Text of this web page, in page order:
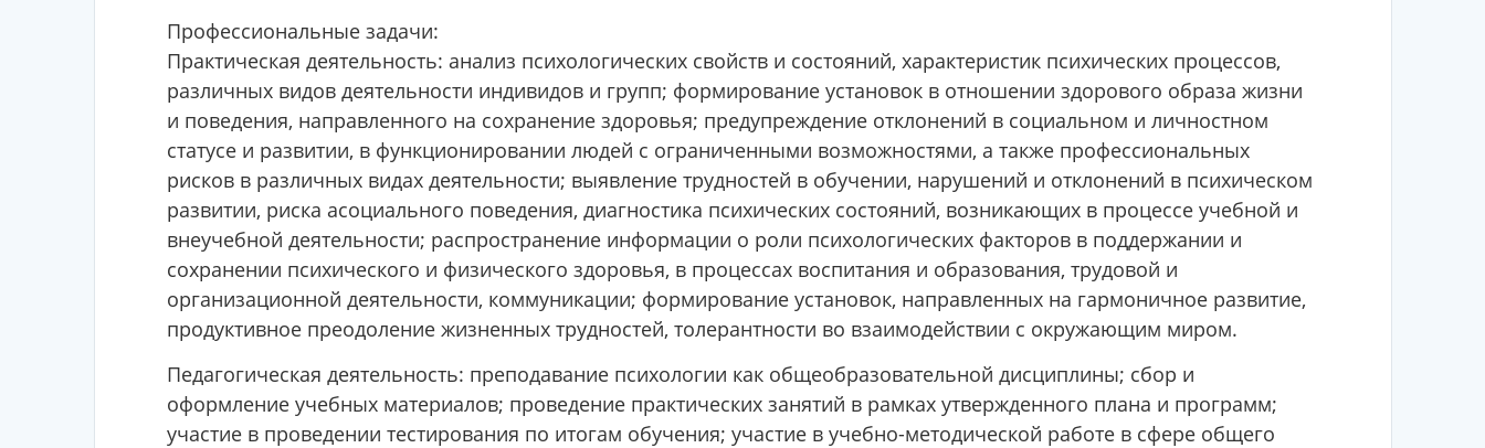
Профессиональные задачи:
Практическая деятельность: анализ психологических свойств и состояний, характеристик психических процессов,
различных видов деятельности индивидов и групп; формирование установок в отношении здорового образа жизни
и поведения, направленного на сохранение здоровья; предупреждение отклонений в социальном и личностном
статусе и развитии, в функционировании людей с ограниченными возможностями, а также профессиональных
рисков в различных видах деятельности; выявление трудностей в обучении, нарушений и отклонений в психическом
развитии, риска асоциального поведения, диагностика психических состояний, возникающих в процессе учебной и
внеучебной деятельности; распространение информации о роли психологических факторов в поддержании и
сохранении психического и физического здоровья, в процессах воспитания и образования, трудовой и
организационной деятельности, коммуникации; формирование установок, направленных на гармоничное развитие,
продуктивное преодоление жизненных трудностей, толерантности во взаимодействии с окружающим миром.
Педагогическая деятельность: преподавание психологии как общеобразовательной дисциплины; сбор и
оформление учебных материалов; проведение практических занятий в рамках утвержденного плана и программ;
участие в проведении тестирования по итогам обучения; участие в учебно-методической работе в сфере общего